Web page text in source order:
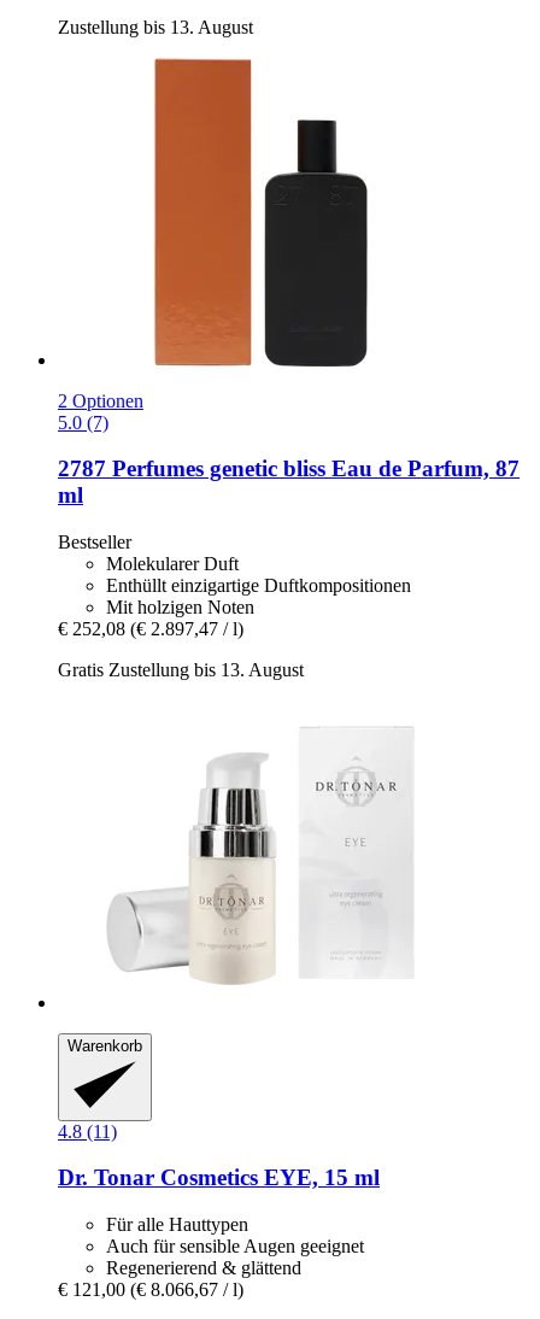
Zustellung bis 13. August
2 Optionen
5.0 (7)
2787 Perfumes genetic bliss Eau de Parfum, 87
ml
Bestseller
Molekularer Duft
Enthüllt einzigartige Duftkompositionen
Mit holzigen Noten
€ 252,08 (€ 2.897,47 / l)
Gratis Zustellung bis 13. August
Warenkorb
4.8 (11)
Dr. Tonar Cosmetics EYE, 15 ml
Für alle Hauttypen
Auch für sensible Augen geeignet
Regenerierend & glättend
€ 121,00 (€ 8.066,67 / l)